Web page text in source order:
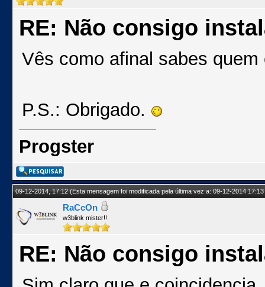
RE: Não consigo
Vês como afinal sabes
P.S.: Obrigado.
Progster
09-12-2014, 17:12(Esta mensagem foi modificada pela última vez a: 09-12-2014
RaCcOn
w3blink mister!!
RE: Não consigo